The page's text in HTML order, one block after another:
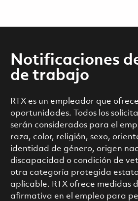
Notificaciones
de trabajo
RTX es un empleador que
oportunidades. Todos los
serán considerados para el
raza, color, religión, sexo,
identidad de género, origen
discapacidad o condición de
otra categoría protegida
aplicable. RTX ofrece medidas
afirmativa en el empleo para